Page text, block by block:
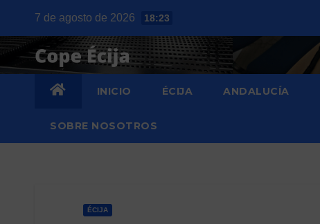
contenido
7 de agosto de 2026 18:23
INICIO ÉCIJA ANDALUCÍA
SOBRE NOSOTROS
ÉCIJA